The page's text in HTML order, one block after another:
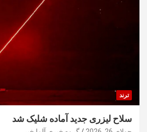
ترند
سلاح لیزری جدید آماده شلیک شد